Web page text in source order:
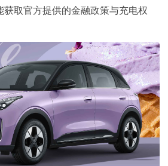
获取官方提供的金融政策与充电权